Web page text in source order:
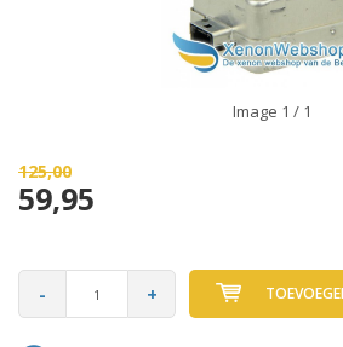
Image 1 / 1
125,00
59,95
- +